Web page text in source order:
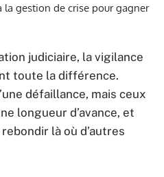
la gestion de crise pour gagner
judiciaire, la vigilance
toute la différence.
défaillance, mais ceux
longueur d’avance, et
là où d’autres